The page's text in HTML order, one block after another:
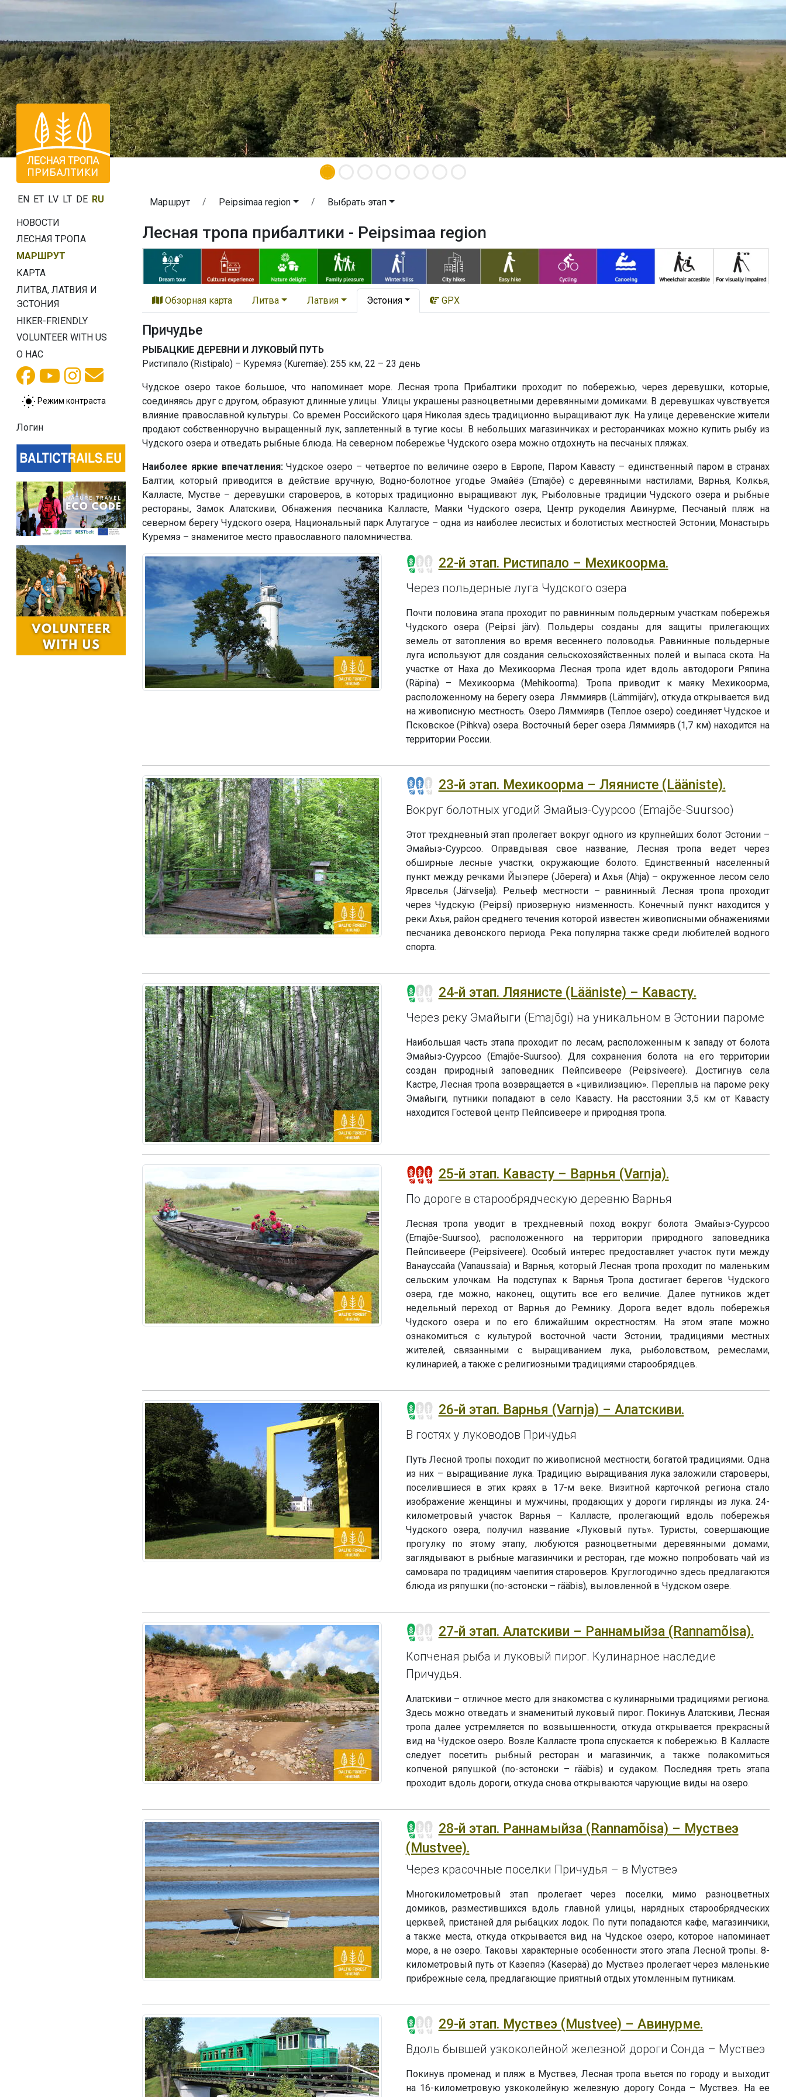
EN ET LV LT DE RU
НОВОСТИ
ЛЕСНАЯ ТРОПА
МАРШРУТ
КАРТА
ЛИТВА, ЛАТВИЯ И
ЭСТОНИЯ
HIKER-FRIENDLY
VOLUNTEER WITH US
О НАС
Режим контраста
Логин
Маршрут Peipsimaa region Выбрать этап
Лесная тропа прибалтики - Peipsimaa region
Обзорная карта Литва Латвия Эстония GPX
Причудьe
РЫБАЦКИЕ ДЕРЕВНИ И ЛУКОВЫЙ ПУТЬ
Ристипало (Ristipalo) – Куремяэ (Kuremäe): 255 км, 22 – 23 день
Чудское озеро такое большое, что напоминает море. Лесная тропа Прибалтики проходит по побережью, через деревушки, которые,
соединяясь друг с другом, образуют длинные улицы. Улицы украшены разноцветными деревянными домиками. В деревушках чувствуется
влияние православной культуры. Со времен Российского царя Николая здесь традиционно выращивают лук. На улице деревенские жители
продают собственноручно выращенный лук, заплетенный в тугие косы. В небольших магазинчиках и ресторанчиках можно купить рыбу из
Чудского озера и отведать рыбные блюда. На северном побережье Чудского озера можно отдохнуть на песчаных пляжах.
Наиболее яркие впечатления:Чудское озеро – четвертое по величине озеро в Европе, Паром Кавасту – единственный паром в странах
Балтии, который приводится в действие вручную, Водно-болотное угодье Эмайёэ (Emajõe) с деревянными настилами, Варнья, Колкья,
Калласте, Мустве – деревушки староверов, в которых традиционно выращивают лук, Рыболовные традиции Чудского озера и рыбные
рестораны, Замок Алатскиви, Обнажения песчаника Калласте, Маяки Чудского озера, Центр рукоделия Авинурме, Песчаный пляж на
северном берегу Чудского озера, Национальный парк Алутагусе – одна из наиболее лесистых и болотистых местностей Эстонии, Монастырь
Куремяэ – знаменитое место православного паломничества.
22-й этап. Ристипало – Мехикоорма.
Через польдерные луга Чудского озера
Почти половина этапа проходит по равнинным польдерным участкам побережья
Чудского озера (Peipsi järv). Польдеры созданы для защиты прилегающих
земель от затопления во время весеннего половодья. Равнинные польдерные
луга используют для создания сельскохозяйственных полей и выпаса скота. На
участке от Наха до Мехикоорма Лесная тропа идет вдоль автодороги Ряпина
(Räpina) – Мехикоорма (Mehikoorma). Тропа приводит к маяку Мехикоорма,
расположенному на берегу озера Ляммиярв (Lämmijärv), откуда открывается вид
на живописную местность. Озеро Ляммиярв (Теплое озеро) соединяет Чудское и
Псковское (Pihkva) озера. Восточный берег озера Ляммиярв (1,7 км) находится на
территории России.
23-й этап. Мехикоорма – Ляянисте (Lääniste).
Вокруг болотных угодий Эмайыэ-Суурсоо (Emajõe-Suursoo)
Этот трехдневный этап пролегает вокруг одного из крупнейших болот Эстонии –
Эмайыэ-Суурсоо. Оправдывая свое название, Лесная тропа ведет через
обширные лесные участки, окружающие болото. Единственный населенный
пункт между речками Йыэпере (Jõepera) и Ахья (Ahja) – окруженное лесом село
Ярвселья (Järvselja). Рельеф местности – равнинный: Лесная тропа проходит
через Чудскую (Peipsi) приозерную низменность. Конечный пункт находится у
реки Ахья, район среднего течения которой известен живописными обнажениями
песчаника девонского периода. Река популярна также среди любителей водного
спорта.
24-й этап. Ляянисте (Lääniste) – Кавасту.
Через реку Эмайыги (Emajõgi) на уникальном в Эстонии пароме
Наибольшая часть этапа проходит по лесам, расположенным к западу от болота
Эмайыэ-Суурсоо (Emajõe-Suursoo). Для сохранения болота на его территории
создан природный заповедник Пейпсивеере (Peipsiveere). Достигнув села
Кастре, Лесная тропа возвращается в «цивилизацию». Переплыв на пароме реку
Эмайыги, путники попадают в село Кавасту. На расстоянии 3,5 км от Кавасту
находится Гостевой центр Пейпсивеере и природная тропа.
25-й этап. Кавасту – Варнья (Varnja).
По дороге в старообрядческую деревню Варнья
Лесная тропа уводит в трехдневный поход вокруг болота Эмайыэ-Суурсоо
(Emajõe-Suursoo), расположенного на территории природного заповедника
Пейпсивеере (Peipsiveere). Особый интерес предоставляет участок пути между
Ванауссайа (Vanaussaia) и Варнья, который Лесная тропа проходит по маленьким
сельским улочкам. На подступах к Варнья Тропа достигает берегов Чудского
озера, где можно, наконец, ощутить все его величие. Далее путников ждет
недельный переход от Варнья до Ремнику. Дорога ведет вдоль побережья
Чудского озера и по его ближайшим окрестностям. На этом этапе можно
ознакомиться с культурой восточной части Эстонии, традициями местных
жителей, связанными с выращиванием лука, рыболовством, ремеслами,
кулинарией, а также с религиозными традициями старообрядцев.
26-й этап. Варнья (Varnja) – Алатскиви.
В гостях у луководов Причудья
Путь Лесной тропы походит по живописной местности, богатой традициями. Одна
из них – выращивание лука. Традицию выращивания лука заложили староверы,
поселившиеся в этих краях в 17-м веке. Визитной карточкой региона стало
изображение женщины и мужчины, продающих у дороги гирлянды из лука. 24-
километровый участок Варнья – Калласте, пролегающий вдоль побережья
Чудского озера, получил название «Луковый путь». Туристы, совершающие
прогулку по этому этапу, любуются разноцветными деревянными домами,
заглядывают в рыбные магазинчики и ресторан, где можно попробовать чай из
самовара по традициям чаепития староверов. Круглогодично здесь предлагаются
блюда из ряпушки (по-эстонски – rääbis), выловленной в Чудском озере.
27-й этап. Алатскиви – Раннамыйза (Rannamõisa).
Копченая рыба и луковый пирог. Кулинарное наследие
Причудья.
Алатскиви – отличное место для знакомства с кулинарными традициями региона.
Здесь можно отведать и знаменитый луковый пирог. Покинув Алатскиви, Лесная
тропа далее устремляется по возвышенности, откуда открывается прекрасный
вид на Чудское озеро. Возле Калласте тропа спускается к побережью. В Калласте
следует посетить рыбный ресторан и магазинчик, а также полакомиться
копченой ряпушкой (по-эстонски – rääbis) и судаком. Последняя треть этапа
проходит вдоль дороги, откуда снова открываются чарующие виды на озеро.
28-й этап. Раннамыйза (Rannamõisa) – Муствеэ
(Mustvee).
Через красочные поселки Причудья – в Муствеэ
Многокилометровый этап пролегает через поселки, мимо разноцветных
домиков, разместившихся вдоль главной улицы, нарядных старообрядческих
церквей, пристаней для рыбацких лодок. По пути попадаются кафе, магазинчики,
а также места, откуда открывается вид на Чудское озеро, которое напоминает
море, а не озеро. Таковы характерные особенности этого этапа Лесной тропы. 8-
километровый путь от Казепяэ (Kasepää) до Муствеэ пролегает через маленькие
прибрежные села, предлагающие приятный отдых утомленным путникам.
29-й этап. Муствеэ (Mustvee) – Авинурме.
Вдоль бывшей узкоколейной железной дороги Сонда – Муствеэ
Покинув променад и пляж в Муствеэ, Лесная тропа вьется по городу и выходит
на 16-километровую узкоколейную железную дорогу Сонда – Муствеэ. На ее